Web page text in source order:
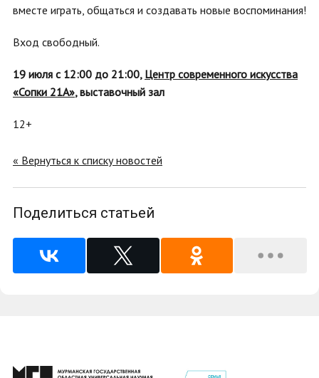
вместе играть, общаться и создавать новые воспоминания!
Вход свободный.
19 июля с 12:00 до 21:00, Центр современного искусства
«Сопки 21А», выставочный зал
12+
« Вернуться к списку новостей
Поделиться статьей